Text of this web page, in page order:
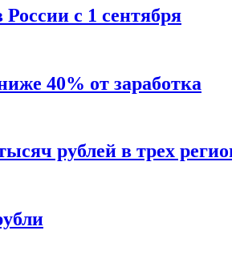
с 1 сентября
40% от заработка
рублей в трех